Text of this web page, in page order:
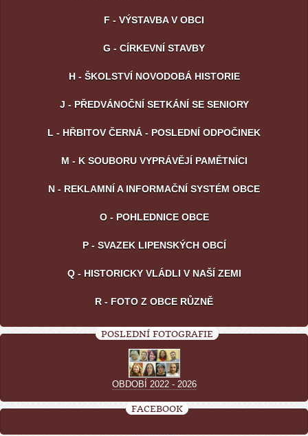
F - VÝSTAVBA V OBCI
G - CÍRKEVNÍ STAVBY
H - ŠKOLSTVÍ NOVODOBÁ HISTORIE
J - PŘEDVÁNOČNÍ SETKÁNÍ SE SENIORY
L - HŘBITOV ČERNÁ - POSLEDNÍ ODPOČINEK
M - K SOUBORU VYPRÁVĚJÍ PAMĚTNÍCI
N - REKLAMNÍ A INFORMAČNÍ SYSTÉM OBCE
O - POHLEDNICE OBCE
P - SVAZEK LIPENSKÝCH OBCÍ
Q - HISTORICKY VLÁDLI V NAŠÍ ZEMI
R - FOTO Z OBCE RŮZNĚ
POSLEDNÍ FOTOGRAFIE
OBDOBÍ 2022 - 2026
FACEBOOK